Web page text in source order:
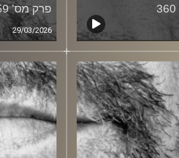
פרק מס' 359
29/03/2026